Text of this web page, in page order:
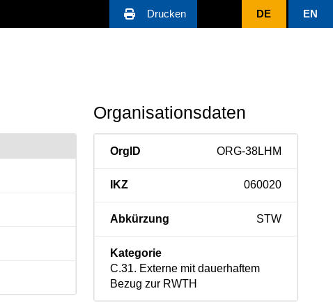
Drucken DE EN
Organisationsdaten
OrgID ORG-38LHM
IKZ 060020
Abkürzung STW
Kategorie
C.31. Externe mit dauerhaftem
Bezug zur RWTH